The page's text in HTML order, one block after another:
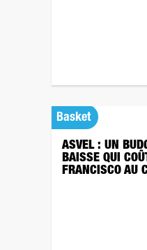
Basket
ASVEL : UN
BAISSE QUI
FRANCISCO AU